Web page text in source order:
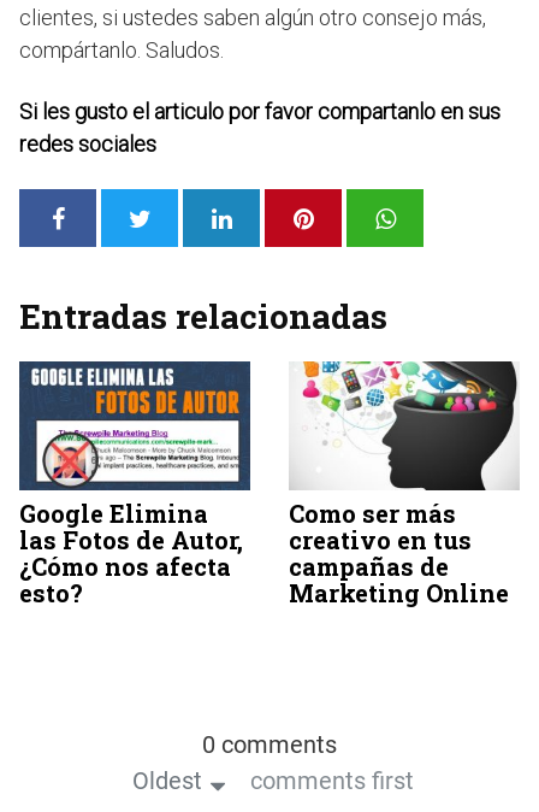
clientes, si ustedes saben algún otro consejo más,
compártanlo. Saludos.
Si les gusto el articulo por favor compartanlo en sus
redes sociales
Entradas relacionadas
Google Elimina
las Fotos de Autor,
¿Cómo nos afecta
esto?
Como ser más
creativo en tus
campañas de
Marketing Online
0 comments
Oldest
comments first